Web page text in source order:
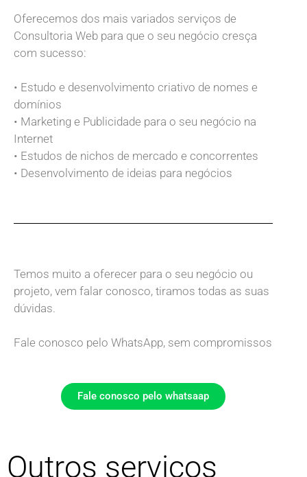
Oferecemos dos mais variados serviços de
Consultoria Web para que o seu negócio cresça
com sucesso:
• Estudo e desenvolvimento criativo de nomes e
domínios
• Marketing e Publicidade para o seu negócio na
Internet
• Estudos de nichos de mercado e concorrentes
• Desenvolvimento de ideias para negócios
Temos muito a oferecer para o seu negócio ou
projeto, vem falar conosco, tiramos todas as suas
dúvidas.
Fale conosco pelo WhatsApp, sem compromissos
Fale conosco pelo whatsaap
Outros serviços